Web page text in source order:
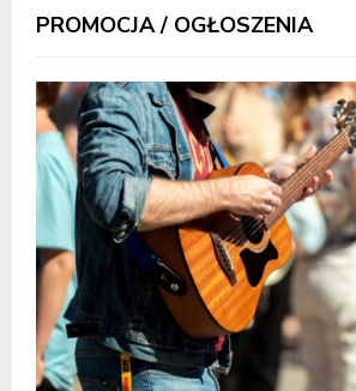
PROMOCJA / OGŁOSZENIA